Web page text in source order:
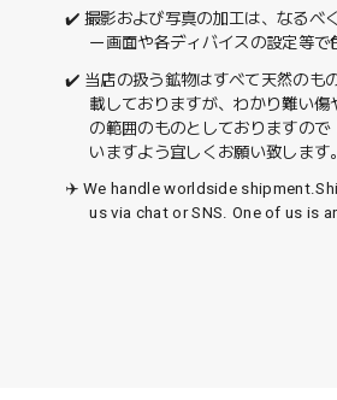
✔️ 撮影および写真の加工は、なるべ
ー画面や各ディバイスの設定等で
✔️ 当店の扱う鉱物はすべて天然のも
載しておりますが、わかり難い
の範囲のものとしておりますの
いますよう宜しくお願い致します。
✈️ We handle worldside
us via chat or SNS. One of us is